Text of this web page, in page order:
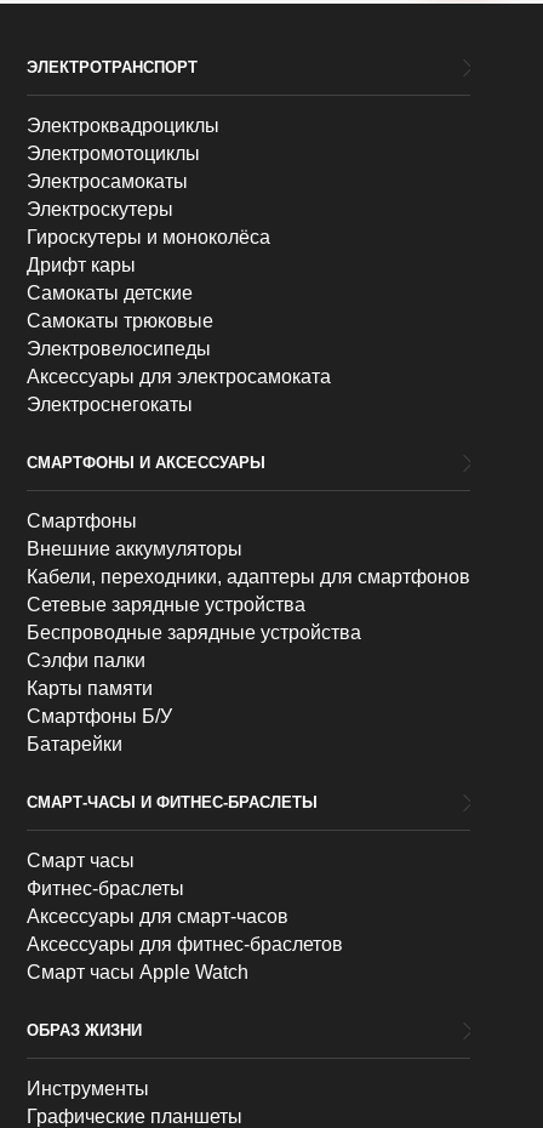
ЭЛЕКТРОТРАНСПОРТ
Электроквадроциклы
Электромотоциклы
Электросамокаты
Электроскутеры
Гироскутеры и моноколёса
Дрифт кары
Самокаты детские
Самокаты трюковые
Электровелосипеды
Аксессуары для электросамоката
Электроснегокаты
СМАРТФОНЫ И АКСЕССУАРЫ
Смартфоны
Внешние аккумуляторы
Кабели, переходники, адаптеры для смартфонов
Сетевые зарядные устройства
Беспроводные зарядные устройства
Сэлфи палки
Карты памяти
Смартфоны Б/У
Батарейки
СМАРТ-ЧАСЫ И ФИТНЕС-БРАСЛЕТЫ
Смарт часы
Фитнес-браслеты
Аксессуары для смарт-часов
Аксессуары для фитнес-браслетов
Смарт часы Apple Watch
ОБРАЗ ЖИЗНИ
Инструменты
Графические планшеты